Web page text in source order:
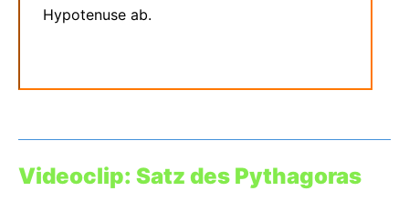
Hypotenuse ab.
Videoclip: Satz des Pythagoras